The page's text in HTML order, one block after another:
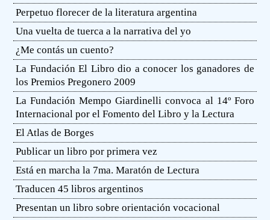
Perpetuo florecer de la literatura argentina
Una vuelta de tuerca a la narrativa del yo
¿Me contás un cuento?
La Fundación El Libro dio a conocer los ganadores de
los Premios Pregonero 2009
La Fundación Mempo Giardinelli convoca al 14º Foro
Internacional por el Fomento del Libro y la Lectura
El Atlas de Borges
Publicar un libro por primera vez
Está en marcha la 7ma. Maratón de Lectura
Traducen 45 libros argentinos
Presentan un libro sobre orientación vocacional